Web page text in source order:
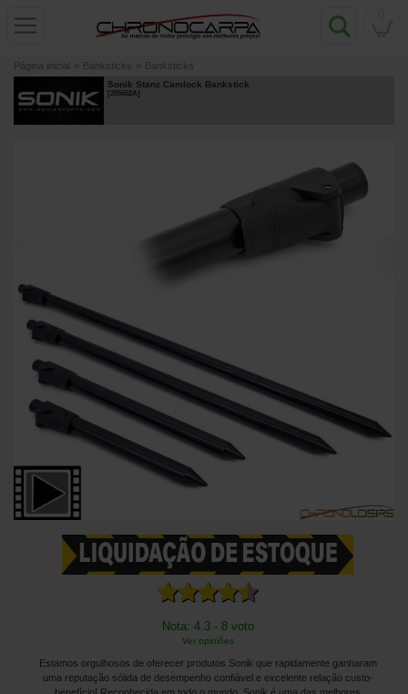
Página inicial » Banksticks » Banksticks
Sonik Stanz Camlock Bankstick
[205652A]
Nota: 4.3 - 8 voto
Ver opiniões
Estamos orgulhosos de oferecer produtos Sonik que rapidamente ganharam
uma reputação sólida de desempenho confiável e excelente relação custo-